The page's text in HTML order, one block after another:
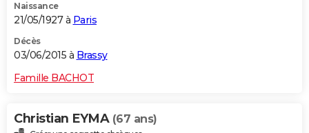
Naissance
21/05/1927 à Paris
Décès
03/06/2015 à Brassy
Famille BACHOT
Christian EYMA (67 ans)